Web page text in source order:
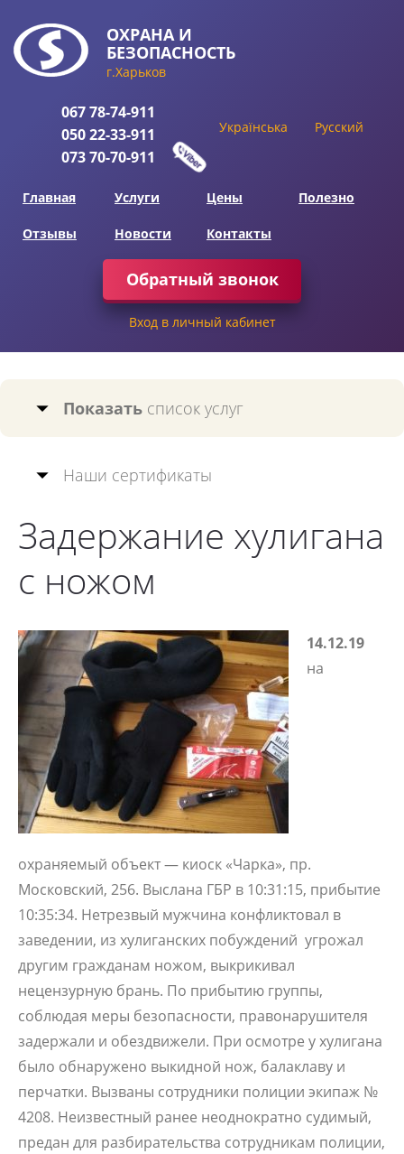
ОХРАНАИ
БЕЗОПАСНОСТЬ
г.Харьков
06778-74-911
05022-33-911
07370-70-911
Українська Русский
Главная Услуги Цены Полезно
Отзывы Новости Контакты
Обратный звонок
Вход в личный кабинет
Показать список услуг
Наши сертификаты
Задержание хулигана
с ножом
14.12.19
на
охраняемый объект — киоск «Чарка», пр.
Московский, 256. Выслана ГБР в 10:31:15, прибытие
10:35:34. Нетрезвый мужчина конфликтовал в
заведении, из хулиганских побуждений угрожал
другим гражданам ножом, выкрикивал
нецензурную брань. По прибытию группы,
соблюдая меры безопасности, правонарушителя
задержали и обездвижели. При осмотре у хулигана
было обнаружено выкидной нож, балаклаву и
перчатки. Вызваны сотрудники полиции экипаж №
4208. Неизвестный ранее неоднократно судимый,
предан для разбирательства сотрудникам полиции,